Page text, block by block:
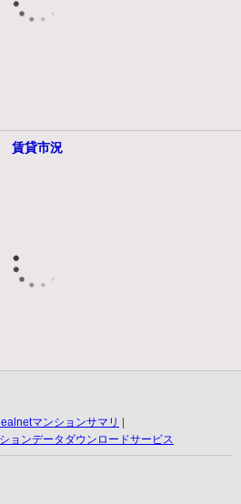
賃貸市況
マンションサマリ
ョンデータダウンロードサービス